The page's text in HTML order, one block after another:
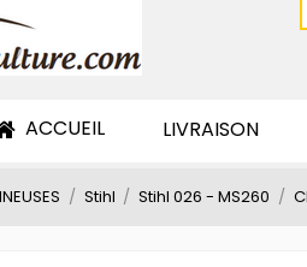
ACCUEIL LIVRAISON
Stihl Stihl 026 - MS260